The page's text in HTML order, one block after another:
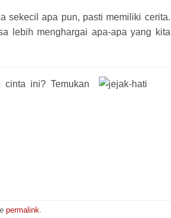
sekecil apa pun, pasti memiliki cerita.
lebih menghargai apa-apa yang kita
ini? Temukan
permalink.